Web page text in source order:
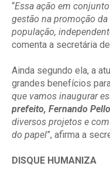
“Essa ação em
gestão na promoção
população,
comenta a secretária
Ainda segundo ela, a
grandes benefícios
que vamos inaugurar
prefeito, Fernando
diversos projetos e
do papel”, afirma a
DISQUE HUMANIZA